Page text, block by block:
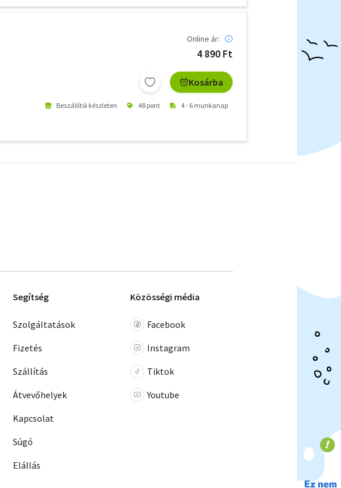
Online ár:
4 890 Ft
Kosárba
Beszállítói készleten 48 pont 4 - 6 munkanap
Segítség
Szolgáltatások
Fizetés
Szállítás
Átvevőhelyek
Kapcsolat
Súgó
Elállás
Közösségi média
Facebook
Instagram
Tiktok
Youtube